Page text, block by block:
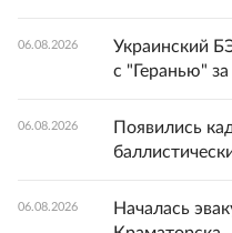
06.08.2026
Украинский
с "Геранью"
06.08.2026
Появились
06.08.2026
Началась